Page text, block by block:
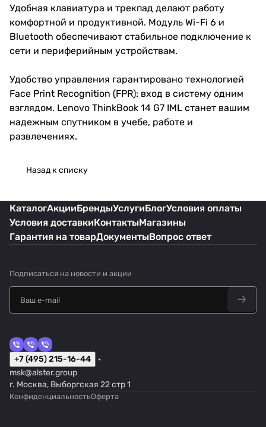
Удобная клавиатура и трекпад делают работу
комфортной и продуктивной. Модуль Wi-Fi 6 и
Bluetooth обеспечивают стабильное подключение к
сети и периферийным устройствам.
Удобство управления гарантировано технологией
Face Print Recognition (FPR): вход в систему одним
взглядом. Lenovo ThinkBook 14 G7 IML станет вашим
надежным спутником в учебе, работе и
развлечениях.
Назад к списку
КаталогАкцииБрендыУслугиБлогУсловия оплаты
Условия доставкиКонтактыМагазины
Гарантия на товарДокументыВопрос ответ
Подписаться на новости и акции
+7 (495) 215-16-44
msk@alster.group
г. Москва, Выборгская 22 стр 1
КонфиденциальностьОферта